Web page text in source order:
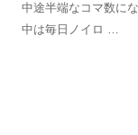
中途半端なコマ数に
中は毎日ノイロ …